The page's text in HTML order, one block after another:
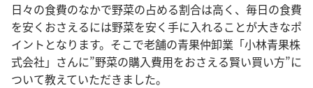
日々の食費のなかで野菜の占める割合は高く、毎日の食費
を安くおさえるには野菜を安く手に入れることが大きなポ
イントとなります。そこで老舗の青果仲卸業「小林青果株
式会社」さんに”野菜の購入費用をおさえる賢い買い方”に
ついて教えていただきました。